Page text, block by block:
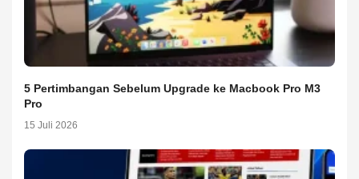
5 Pertimbangan Sebelum Upgrade ke Macbook Pro M3
Pro
15 Juli 2026